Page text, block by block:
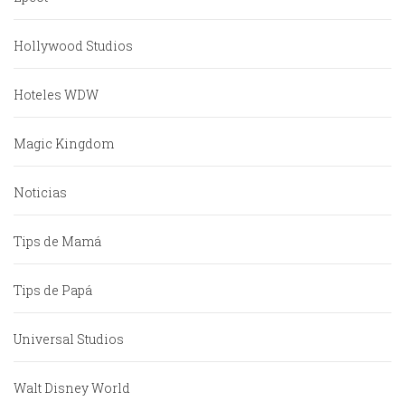
Hollywood Studios
Hoteles WDW
Magic Kingdom
Noticias
Tips de Mamá
Tips de Papá
Universal Studios
Walt Disney World